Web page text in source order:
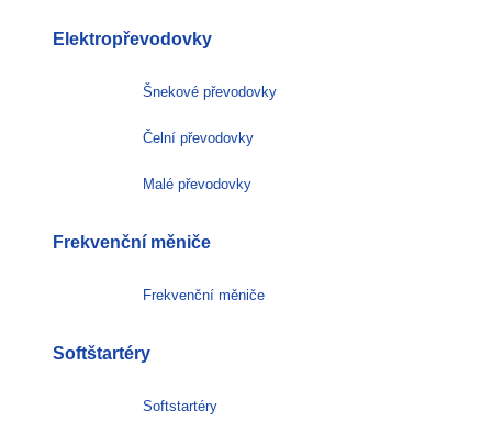
Elektropřevodovky
Šnekové převodovky
Čelní převodovky
Malé převodovky
Frekvenční měniče
Frekvenční měniče
Softštartéry
Softstartéry